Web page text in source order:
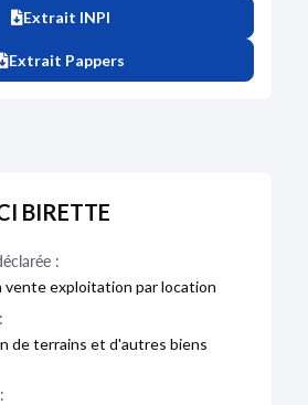
Extrait INPI
Extrait Pappers
BIRETTE
:
exploitation par location
de terrains et d'autres biens